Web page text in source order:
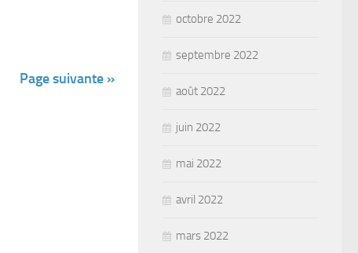
Page suivante »
octobre 2022
septembre 2022
août 2022
juin 2022
mai 2022
avril 2022
mars 2022